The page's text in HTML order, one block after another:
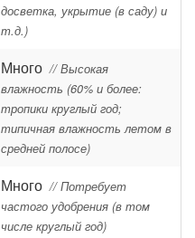
досветка, укрытие (в саду) и
т.д.)
Много // Высокая
влажность (60% и более:
тропики круглый год;
типичная влажность летом в
средней полосе)
Много // Потребует
частого удобрения (в том
числе круглый год)